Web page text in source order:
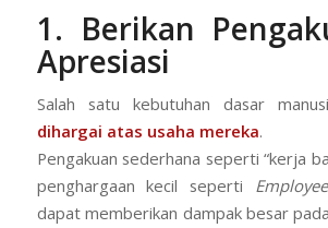
1. Berikan
Apresiasi
Salah satu kebutuhan dasar
dihargai atas usaha mereka.
Pengakuan sederhana seperti “kerja
penghargaan kecil seperti
dapat memberikan dampak besar